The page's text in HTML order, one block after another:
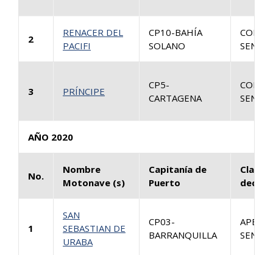
2
RENACER DEL
PACIFI
CP10-BAHÍA
SOLANO
3 PRÍNCIPE
CP5-
CARTAGENA
AÑO 2020
No.
Nombre
Motonave (s)
Capitanía de
Puerto
Clase
1
SAN
SEBASTIAN DE
URABA
CP03-
BARRANQUILLA